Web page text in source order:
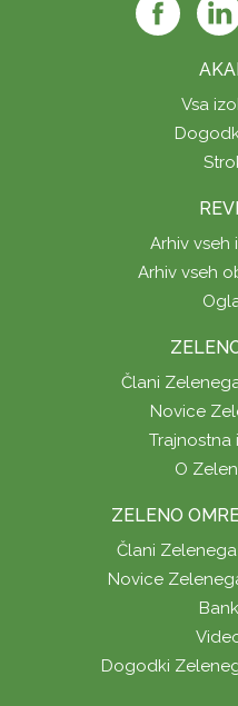
Vsa
Arhiv vseh
Arhiv vseh
Člani
Novice
Trajnostna
O
ZELENO
Člani
Novice
Dogodki